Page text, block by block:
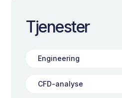
Tjenester
Engineering
CFD-analyse